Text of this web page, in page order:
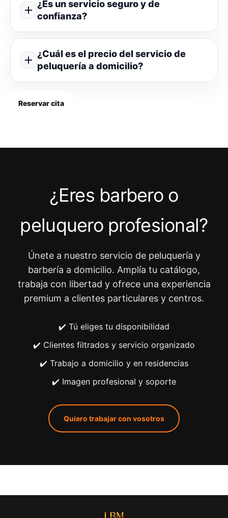
¿Es un servicio seguro y de
confianza?
¿Cuál es el precio del servicio de
peluquería a domicilio?
Reservar cita
¿Eres barbero o
peluquero profesional?
Únete a nuestro servicio de peluquería y
barbería a domicilio. Amplía tu catálogo,
trabaja con libertad y ofrece una experiencia
premium a clientes particulares y centros.
✔️ Tú eliges tu disponibilidad
✔️ Clientes filtrados y servicio organizado
✔️ Trabajo a domicilio y en residencias
✔️ Imagen profesional y soporte
Quiero trabajar con vosotros